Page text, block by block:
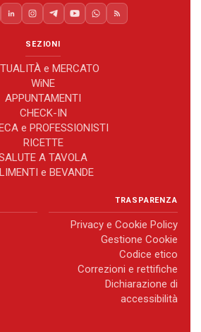
SEZIONI
e MERCATO
WiNE
APPUNTAMENTI
CHECK-IN
e PROFESSIONISTI
RICETTE
A TAVOLA
e BEVANDE
TRASPARENZA
Privacy e Cookie Policy
Gestione Cookie
Codice etico
Correzioni e rettifiche
Dichiarazione di
accessibilità